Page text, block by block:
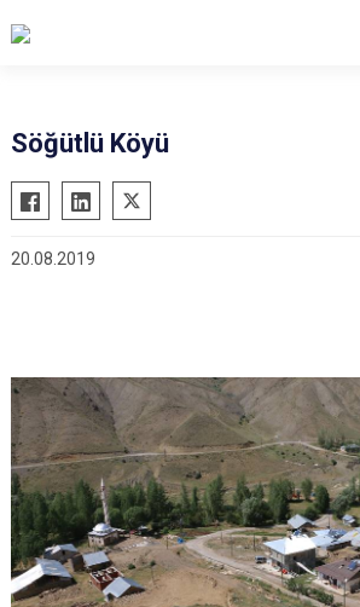
Çayırlı
İliç
Kemah
Refahiye
Tercan
Üzümlü
Söğütlü Köyü
20.08.2019